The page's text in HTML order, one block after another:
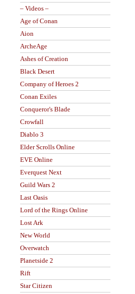
– Videos –
Age of Conan
Aion
ArcheAge
Ashes of Creation
Black Desert
Company of Heroes 2
Conan Exiles
Conqueror's Blade
Crowfall
Diablo 3
Elder Scrolls Online
EVE Online
Everquest Next
Guild Wars 2
Last Oasis
Lord of the Rings Online
Lost Ark
New World
Overwatch
Planetside 2
Rift
Star Citizen